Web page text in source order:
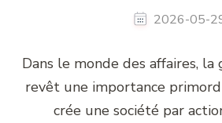
2026-05-
Dans le monde des affaires, la
revêt une importance
crée une société par